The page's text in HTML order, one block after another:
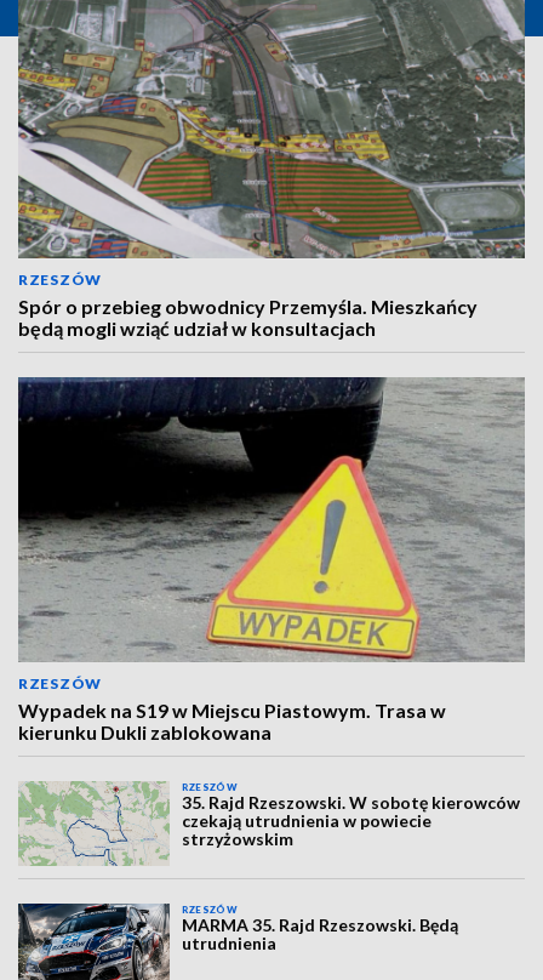
RZESZÓW
Spór o przebieg obwodnicy Przemyśla. Mieszkańcy
będą mogli wziąć udział w konsultacjach
RZESZÓW
Wypadek na S19 w Miejscu Piastowym. Trasa w
kierunku Dukli zablokowana
RZESZÓW
35. Rajd Rzeszowski. W sobotę kierowców
czekają utrudnienia w powiecie
strzyżowskim
RZESZÓW
MARMA 35. Rajd Rzeszowski. Będą
utrudnienia